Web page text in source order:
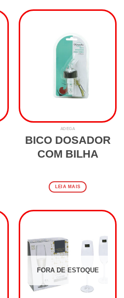
ADEGA
BICO DOSADOR
COM BILHA
LEIA MAIS
FORA DE ESTOQUE